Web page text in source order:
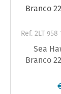
Ref. 2LT 958
Sea
Branco